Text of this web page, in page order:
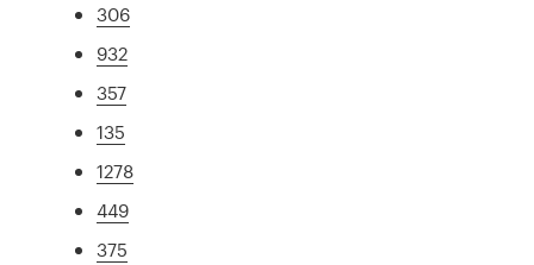
306
932
357
135
1278
449
375